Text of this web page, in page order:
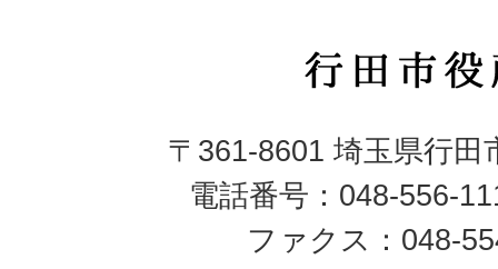
行
市
役
所
〒361-8601 埼玉県行田
電話番号：048-556-
ファクス：048-